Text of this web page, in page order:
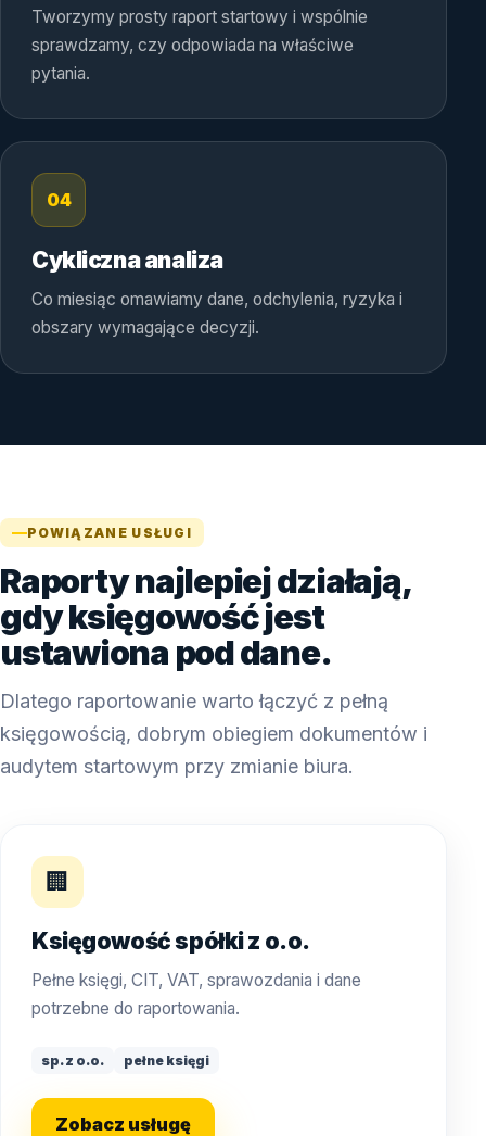
Tworzymy prosty raport startowy i wspólnie
sprawdzamy, czy odpowiada na właściwe
pytania.
04
Cykliczna analiza
Co miesiąc omawiamy dane, odchylenia, ryzyka i
obszary wymagające decyzji.
POWIĄZANE USŁUGI
Raporty najlepiej działają,
gdy księgowość jest
ustawiona pod dane.
Dlatego raportowanie warto łączyć z pełną
księgowością, dobrym obiegiem dokumentów i
audytem startowym przy zmianie biura.
🏢
Księgowość spółki z o.o.
Pełne księgi, CIT, VAT, sprawozdania i dane
potrzebne do raportowania.
sp. z o.o. pełne księgi
Zobacz usługę